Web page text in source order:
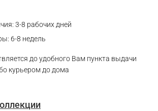
3-8 рабочих дней
6-8 недель
до удобного Вам пункта выдачи
курьером до дома